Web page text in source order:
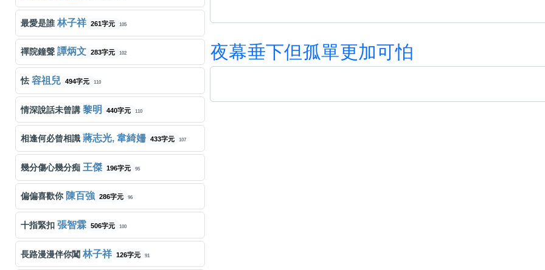
最愛是誰 林子祥 261字元 105
禪院鐘聲 譚炳文 283字元 102
怯 容祖兒 494字元 110
情深說話未曾講 黎明 440字元 110
相逢何必曾相識 蔣志光, 韋綺姍 433字元 107
幾分傷心幾分痴 王傑 196字元 95
偏偏喜歡你 陳百強 286字元 96
十指緊扣 張智霖 506字元 100
長路漫漫伴你闖 林子祥 126字元 91
夜幕垂下但孤單更加可怕